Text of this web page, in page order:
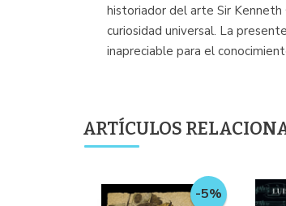
historiador del arte Sir
curiosidad universal. La
inapreciable para el
ARTÍCULOS
-5%